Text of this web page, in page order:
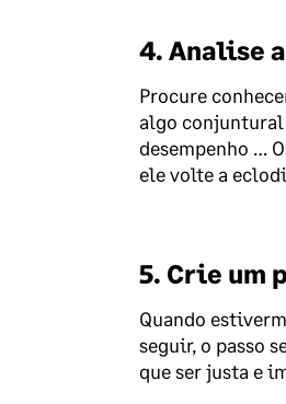
4. Analise
Procure
algo conjuntural
desempenho …
ele volte a
5. Crie um
Quando
seguir, o passo
que ser justa e